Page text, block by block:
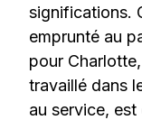
significations.
emprunté au
pour
travaillé dans
au service, est